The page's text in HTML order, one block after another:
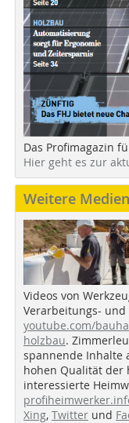
Das Profimagazin
Hier geht es zur
Weitere
Videos von
Verarbeitungs-
youtube.com/
holzbau.
spannende Inhalte
hohen Qualität der
interessierte
Xing, Twitter und